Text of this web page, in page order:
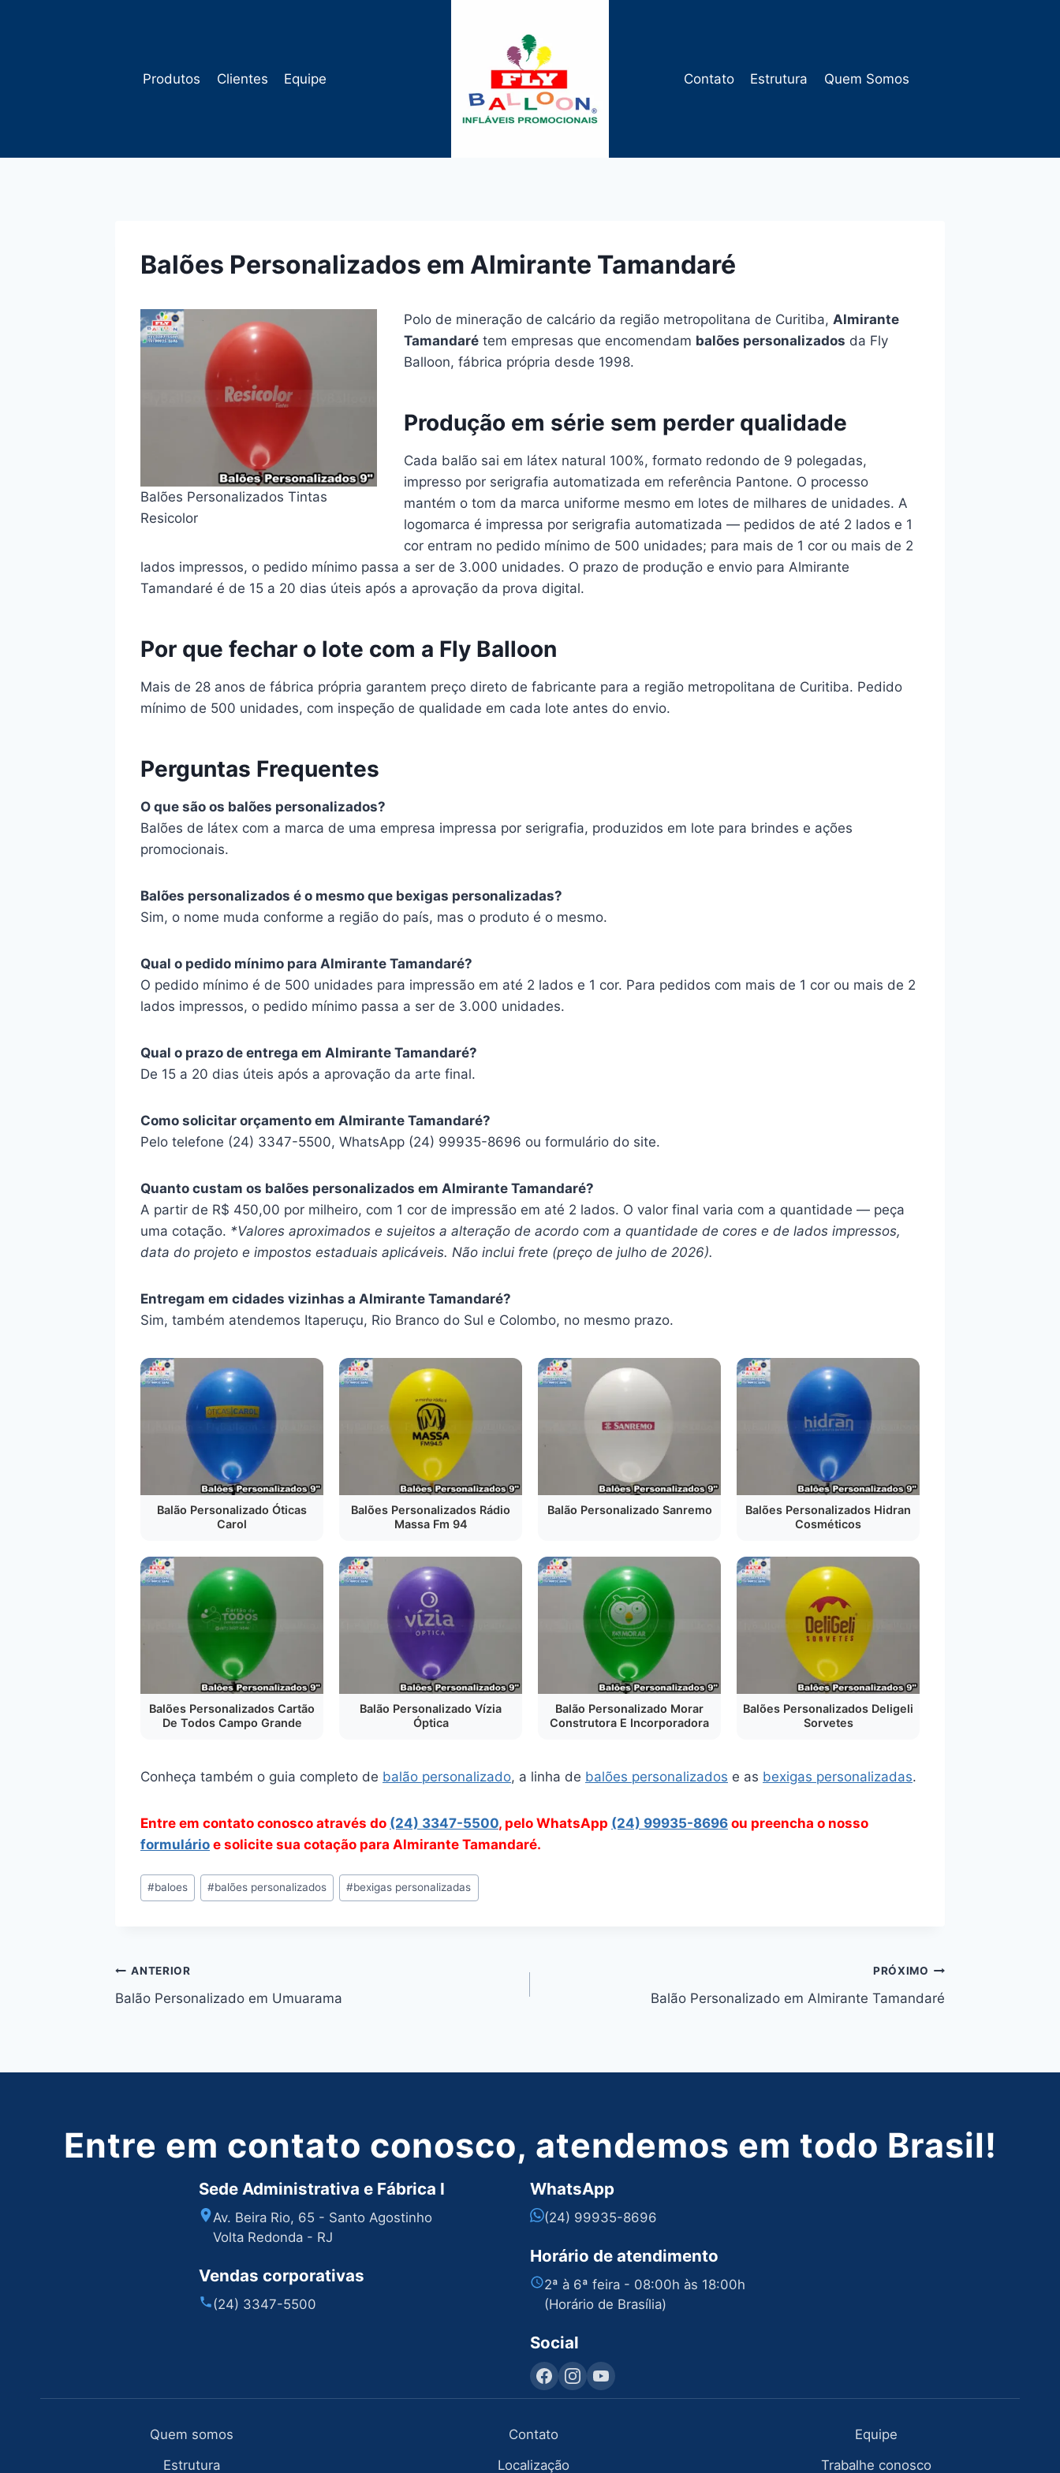
Produtos Clientes Equipe Contato Estrutura Quem Somos
Balões Personalizados em Almirante Tamandaré
Balões Personalizados Tintas
Resicolor
Polo de mineração de calcário da região metropolitana de Curitiba, Almirante
Tamandaré tem empresas que encomendam balões personalizados da Fly
Balloon, fábrica própria desde 1998.
Produção em série sem perder qualidade
Cada balão sai em látex natural 100%, formato redondo de 9 polegadas,
impresso por serigrafia automatizada em referência Pantone. O processo
mantém o tom da marca uniforme mesmo em lotes de milhares de unidades. A
logomarca é impressa por serigrafia automatizada — pedidos de até 2 lados e 1
cor entram no pedido mínimo de 500 unidades; para mais de 1 cor ou mais de 2
lados impressos, o pedido mínimo passa a ser de 3.000 unidades. O prazo de produção e envio para Almirante
Tamandaré é de 15 a 20 dias úteis após a aprovação da prova digital.
Por que fechar o lote com a Fly Balloon
Mais de 28 anos de fábrica própria garantem preço direto de fabricante para a região metropolitana de Curitiba. Pedido
mínimo de 500 unidades, com inspeção de qualidade em cada lote antes do envio.
Perguntas Frequentes
O que são os balões personalizados?
Balões de látex com a marca de uma empresa impressa por serigrafia, produzidos em lote para brindes e ações
promocionais.
Balões personalizados é o mesmo que bexigas personalizadas?
Sim, o nome muda conforme a região do país, mas o produto é o mesmo.
Qual o pedido mínimo para Almirante Tamandaré?
O pedido mínimo é de 500 unidades para impressão em até 2 lados e 1 cor. Para pedidos com mais de 1 cor ou mais de 2
lados impressos, o pedido mínimo passa a ser de 3.000 unidades.
Qual o prazo de entrega em Almirante Tamandaré?
De 15 a 20 dias úteis após a aprovação da arte final.
Como solicitar orçamento em Almirante Tamandaré?
Pelo telefone (24) 3347-5500, WhatsApp (24) 99935-8696 ou formulário do site.
Quanto custam os balões personalizados em Almirante Tamandaré?
A partir de R$ 450,00 por milheiro, com 1 cor de impressão em até 2 lados. O valor final varia com a quantidade — peça
uma cotação. *Valores aproximados e sujeitos a alteração de acordo com a quantidade de cores e de lados impressos,
data do projeto e impostos estaduais aplicáveis. Não inclui frete (preço de julho de 2026).
Entregam em cidades vizinhas a Almirante Tamandaré?
Sim, também atendemos Itaperuçu, Rio Branco do Sul e Colombo, no mesmo prazo.
Balão Personalizado Óticas
Carol
Balões Personalizados Rádio
Massa Fm 94
Balão Personalizado Sanremo
Balões Personalizados Hidran
Cosméticos
Balões Personalizados Cartão
De Todos Campo Grande
Balão Personalizado Vízia
Óptica
Balão Personalizado Morar
Construtora E Incorporadora
Balões Personalizados Deligeli
Sorvetes
Conheça também o guia completo de balão personalizado, a linha de balões personalizados e as bexigas personalizadas.
Entre em contato conosco através do (24) 3347-5500, pelo WhatsApp (24) 99935-8696 ou preencha o nosso
formulário e solicite sua cotação para Almirante Tamandaré.
Tags
do
#baloes #balões personalizados #bexigas personalizadas
Navegação
de
ANTERIOR
Balão Personalizado em Umuarama
PRÓXIMO
Balão Personalizado em Almirante Tamandaré
Entre em contato conosco, atendemos em todo Brasil!
Sede Administrativa e Fábrica I
Av. Beira Rio, 65 - Santo Agostinho
Volta Redonda - RJ
Vendas corporativas
(24) 3347-5500
WhatsApp
(24) 99935-8696
Horário de atendimento
2ª à 6ª feira - 08:00h às 18:00h
(Horário de Brasília)
Social
Quem somos
Estrutura
Contato
Localização
Equipe
Trabalhe conosco